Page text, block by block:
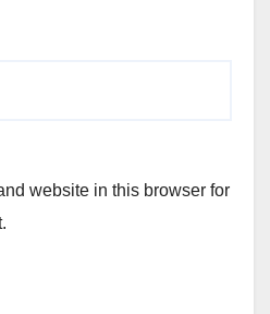
website in this browser for